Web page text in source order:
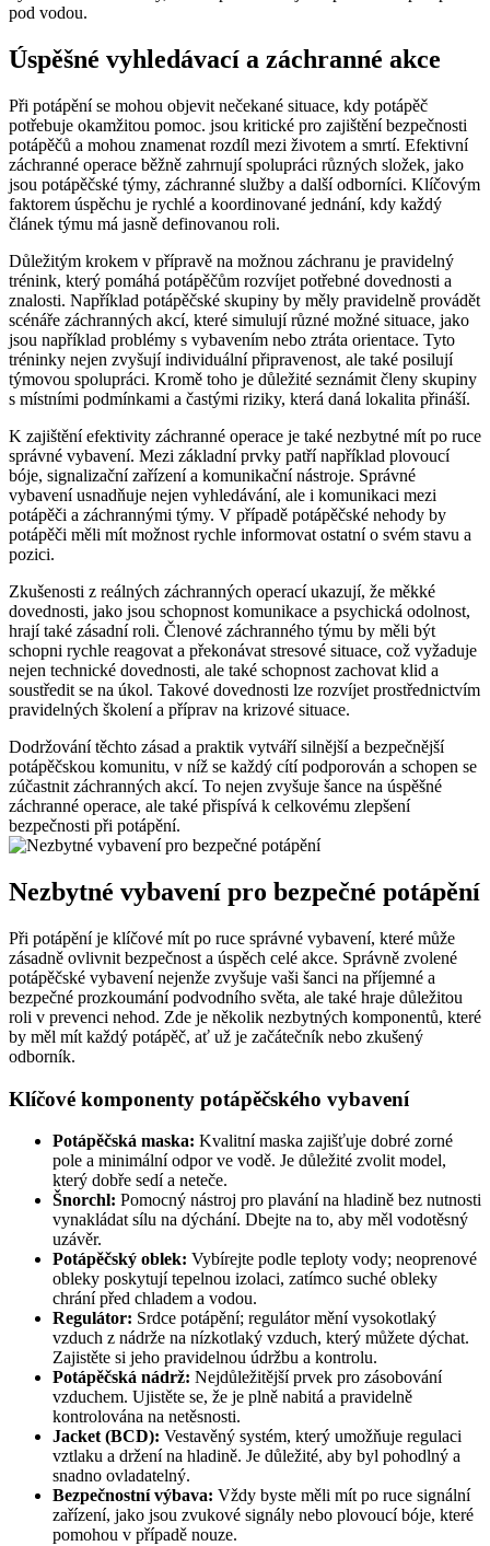
pod vodou.
Úspěšné vyhledávací a záchranné akce
Při potápění se mohou objevit nečekané situace, kdy potápěč
potřebuje okamžitou pomoc. jsou kritické pro zajištění bezpečnosti
potápěčů a mohou znamenat rozdíl mezi životem a smrtí. Efektivní
záchranné operace běžně zahrnují spolupráci různých složek, jako
jsou potápěčské týmy, záchranné služby a další odborníci. Klíčovým
faktorem úspěchu je rychlé a koordinované jednání, kdy každý
článek týmu má jasně definovanou roli.
Důležitým krokem v přípravě na možnou záchranu je pravidelný
trénink, který pomáhá potápěčům rozvíjet potřebné dovednosti a
znalosti. Například potápěčské skupiny by měly pravidelně provádět
scénáře záchranných akcí, které simulují různé možné situace, jako
jsou například problémy s vybavením nebo ztráta orientace. Tyto
tréninky nejen zvyšují individuální připravenost, ale také posilují
týmovou spolupráci. Kromě toho je důležité seznámit členy skupiny
s místními podmínkami a častými riziky, která daná lokalita přináší.
K zajištění efektivity záchranné operace je také nezbytné mít po ruce
správné vybavení. Mezi základní prvky patří například plovoucí
bóje, signalizační zařízení a komunikační nástroje. Správné
vybavení usnadňuje nejen vyhledávání, ale i komunikaci mezi
potápěči a záchrannými týmy. V případě potápěčské nehody by
potápěči měli mít možnost rychle informovat ostatní o svém stavu a
pozici.
Zkušenosti z reálných záchranných operací ukazují, že měkké
dovednosti, jako jsou schopnost komunikace a psychická odolnost,
hrají také zásadní roli. Členové záchranného týmu by měli být
schopni rychle reagovat a překonávat stresové situace, což vyžaduje
nejen technické dovednosti, ale také schopnost zachovat klid a
soustředit se na úkol. Takové dovednosti lze rozvíjet prostřednictvím
pravidelných školení a příprav na krizové situace.
Dodržování těchto zásad a praktik vytváří silnější a bezpečnější
potápěčskou komunitu, v níž se každý cítí podporován a schopen se
zúčastnit záchranných akcí. To nejen zvyšuje šance na úspěšné
záchranné operace, ale také přispívá k celkovému zlepšení
bezpečnosti při potápění.
Nezbytné vybavení pro bezpečné potápění
Při potápění je klíčové mít po ruce správné vybavení, které může
zásadně ovlivnit bezpečnost a úspěch celé akce. Správně zvolené
potápěčské vybavení nejenže zvyšuje vaši šanci na příjemné a
bezpečné prozkoumání podvodního světa, ale také hraje důležitou
roli v prevenci nehod. Zde je několik nezbytných komponentů, které
by měl mít každý potápěč, ať už je začátečník nebo zkušený
odborník.
Klíčové komponenty potápěčského vybavení
Potápěčská maska: Kvalitní maska zajišťuje dobré zorné
pole a minimální odpor ve vodě. Je důležité zvolit model,
který dobře sedí a neteče.
Šnorchl: Pomocný nástroj pro plavání na hladině bez nutnosti
vynakládat sílu na dýchání. Dbejte na to, aby měl vodotěsný
uzávěr.
Potápěčský oblek: Vybírejte podle teploty vody; neoprenové
obleky poskytují tepelnou izolaci, zatímco suché obleky
chrání před chladem a vodou.
Regulátor: Srdce potápění; regulátor mění vysokotlaký
vzduch z nádrže na nízkotlaký vzduch, který můžete dýchat.
Zajistěte si jeho pravidelnou údržbu a kontrolu.
Potápěčská nádrž: Nejdůležitější prvek pro zásobování
vzduchem. Ujistěte se, že je plně nabitá a pravidelně
kontrolována na netěsnosti.
Jacket (BCD): Vestavěný systém, který umožňuje regulaci
vztlaku a držení na hladině. Je důležité, aby byl pohodlný a
snadno ovladatelný.
Bezpečnostní výbava: Vždy byste měli mít po ruce signální
zařízení, jako jsou zvukové signály nebo plovoucí bóje, které
pomohou v případě nouze.